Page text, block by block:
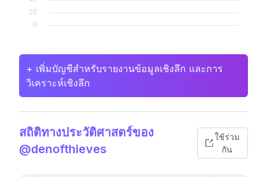
+ เพิ่มบัญชีสำหรับรายงานข้อมูลเชิงลึก และการ
วิเคราะห์เชิงลึก
สถิติทางประวัติศาสตร์ของ
@denofthieves
ใช้ร่วม
กัน